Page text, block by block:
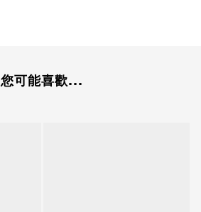
您可能喜歡...